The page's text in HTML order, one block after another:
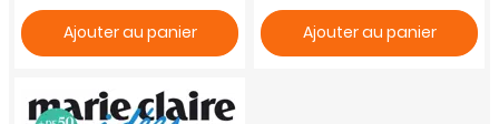
Ajouter au panier Ajouter au panier